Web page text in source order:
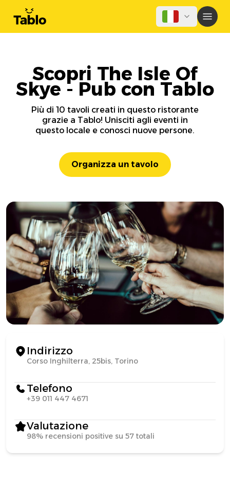
Scopri The Isle Of
Skye - Pub con Tablo
Più di 10 tavoli creati in questo ristorante
grazie a Tablo! Unisciti agli eventi in
questo locale e conosci nuove persone.
Organizza un tavolo
Indirizzo
Corso Inghilterra, 25bis, Torino
Telefono
+39 011 447 4671
Valutazione
98% recensioni positive su 57 totali